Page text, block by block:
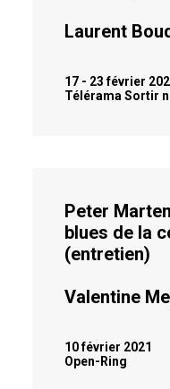
Laurent
17 - 23 février
Télérama Sortir
Peter
blues de la
(entretien)
Valentine
10 février 2021
Open-Ring